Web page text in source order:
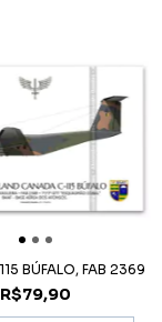
BÚFALO, FAB 2369
R$79,90